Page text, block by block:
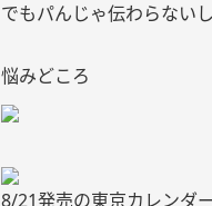
でもパんじゃ伝わらない
悩みどころ
8/21発売の東京カレンダ